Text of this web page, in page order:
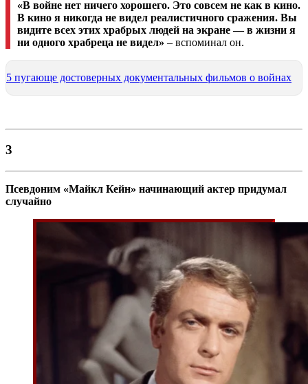
«В войне нет ничего хорошего. Это совсем не как в кино.
В кино я никогда не видел реалистичного сражения. Вы
видите всех этих храбрых людей на экране ­— в жизни я
ни одного храбреца не видел» – вспоминал он.
5 пугающе достоверных документальных фильмов о войнах
3
Псевдоним «Майкл Кейн» начинающий актер придумал
случайно